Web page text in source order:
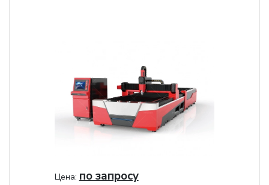
Цена: по запросу